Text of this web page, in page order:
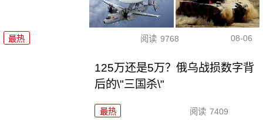
最热 阅读 9768 08-06
125万还是5万？俄乌战损数字背
后的\"三国杀\"
最热 阅读 7409